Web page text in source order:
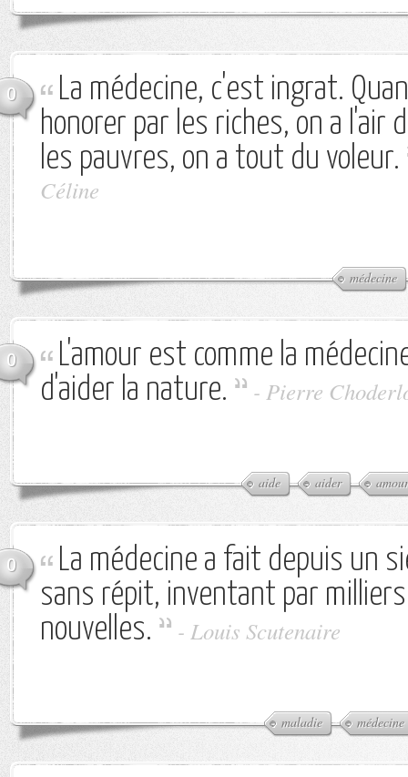
0
La médecine, c'est ingrat.
honorer par les riches, on a l'air
les pauvres, on a tout du voleur.
Céline
médecine
0
L'amour est comme la
d'aider la nature.
- Pierre
aide aider amour
0
La médecine a fait depuis un
sans répit, inventant par
nouvelles.
- Louis Scutenaire
maladie médecine